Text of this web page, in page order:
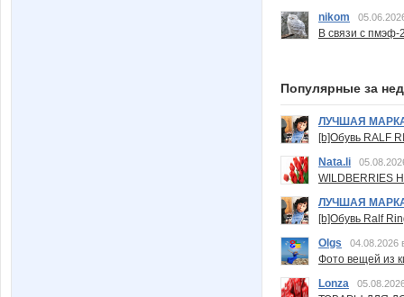
nikom
В связи с пмэф-
Популярные за
ЛУЧШАЯ
[b]Обувь RALF
Nata.li
ЛУЧШАЯ
[b]Обувь Ralf
Olgs
04.08.2026
Фото вещей из
Lonza